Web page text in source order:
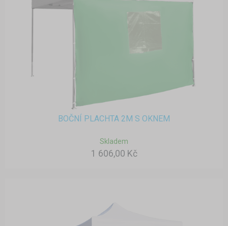
BOČNÍ PLACHTA 2M S OKNEM
Skladem
1 606,00 Kč